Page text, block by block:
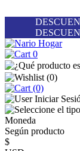
0
(0)
(0)
Iniciar
Moneda
Según producto
$